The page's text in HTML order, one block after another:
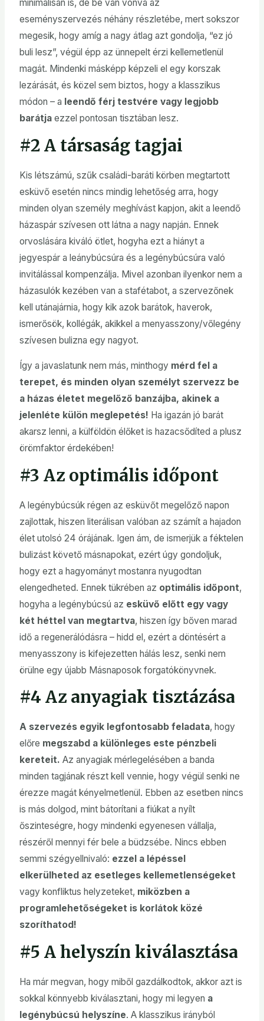
minimálisan is, de be van vonva az
eseményszervezés néhány részletébe, mert sokszor
megesik, hogy amíg a nagy átlag azt gondolja, “ez jó
buli lesz”, végül épp az ünnepelt érzi kellemetlenül
magát. Mindenki másképp képzeli el egy korszak
lezárását, és közel sem biztos, hogy a klasszikus
módon – a leendő férj testvére vagy legjobb
barátja ezzel pontosan tisztában lesz.
#2 A társaság tagjai
Kis létszámú, szűk családi-baráti körben megtartott
esküvő esetén nincs mindig lehetőség arra, hogy
minden olyan személy meghívást kapjon, akit a leendő
házaspár szívesen ott látna a nagy napján. Ennek
orvoslására kiváló ötlet, hogyha ezt a hiányt a
jegyespár a leánybúcsúra és a legénybúcsúra való
invitálással kompenzálja. Mivel azonban ilyenkor nem a
házasulók kezében van a stafétabot, a szervezőnek
kell utánajárnia, hogy kik azok barátok, haverok,
ismerősök, kollégák, akikkel a menyasszony/vőlegény
szívesen bulizna egy nagyot.
Így a javaslatunk nem más, minthogy mérd fel a
terepet, és minden olyan személyt szervezz be
a házas életet megelőző banzájba, akinek a
jelenléte külön meglepetés! Ha igazán jó barát
akarsz lenni, a külföldön élőket is hazacsődíted a plusz
örömfaktor érdekében!
#3 Az optimális időpont
A legénybúcsúk régen az esküvőt megelőző napon
zajlottak, hiszen literálisan valóban az számít a hajadon
élet utolsó 24 órájának. Igen ám, de ismerjük a féktelen
bulizást követő másnapokat, ezért úgy gondoljuk,
hogy ezt a hagyományt mostanra nyugodtan
elengedheted. Ennek tükrében az optimális időpont,
hogyha a legénybúcsú az esküvő előtt egy vagy
két héttel van megtartva, hiszen így bőven marad
idő a regenerálódásra – hidd el, ezért a döntésért a
menyasszony is kifejezetten hálás lesz, senki nem
örülne egy újabb Másnaposok forgatókönyvnek.
#4 Az anyagiak tisztázása
A szervezés egyik legfontosabb feladata, hogy
előre megszabd a különleges este pénzbeli
kereteit. Az anyagiak mérlegelésében a banda
minden tagjának részt kell vennie, hogy végül senki ne
érezze magát kényelmetlenül. Ebben az esetben nincs
is más dolgod, mint bátorítani a fiúkat a nyílt
őszinteségre, hogy mindenki egyenesen vállalja,
részéről mennyi fér bele a büdzsébe. Nincs ebben
semmi szégyellnivaló: ezzel a lépéssel
elkerülheted az esetleges kellemetlenségeket
vagy konfliktus helyzeteket, miközben a
programlehetőségeket is korlátok közé
szoríthatod!
#5 A helyszín kiválasztása
Ha már megvan, hogy miből gazdálkodtok, akkor azt is
sokkal könnyebb kiválasztani, hogy mi legyen a
legénybúcsú helyszíne. A klasszikus irányból